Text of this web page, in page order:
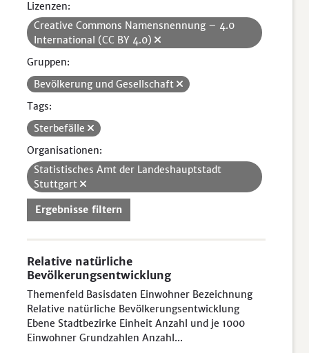
Lizenzen:
Creative Commons Namensnennung – 4.0
International (CC BY 4.0)
Gruppen:
Bevölkerung und Gesellschaft
Tags:
Sterbefälle
Organisationen:
Statistisches Amt der Landeshauptstadt
Stuttgart
Ergebnisse filtern
Relative natürliche
Bevölkerungsentwicklung
Themenfeld Basisdaten Einwohner Bezeichnung
Relative natürliche Bevölkerungsentwicklung
Ebene Stadtbezirke Einheit Anzahl und je 1000
Einwohner Grundzahlen Anzahl...